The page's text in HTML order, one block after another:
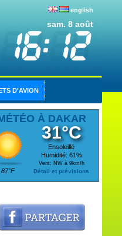
english
sam. 8 août
D'AVION
À DAKAR
87°F
31°C
Ensoleillé
Humidité: 61%
Vent: NW à 9km/h
Détail et prévisions